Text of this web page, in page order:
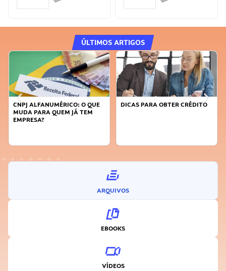
ÚLTIMOS ARTIGOS
DICAS PARA OBTER CRÉDITO
FAÇA A DIFERENÇA: SEJA
ARQUIVOS
EBOOKS
VÍDEOS